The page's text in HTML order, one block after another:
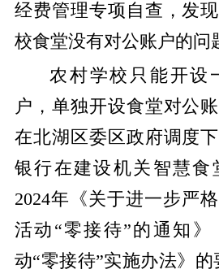
经费管理专项自查，发
校食堂没有对公账户
农村学校只能开设
户，单独开设食堂对公
在北湖区委区政府调度
银行在建设机关智慧食
2024年《关于进一步严
活动“零接待”的通知》
动“零接待”实施办法》